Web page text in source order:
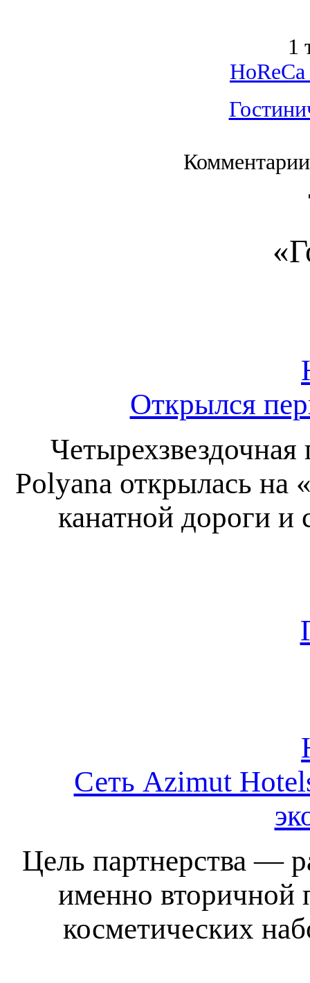
1
Открылся
Polyana открылась на
канатной дороги и
Сеть Azimut
Цель партнерства —
именно вторичной
косметических